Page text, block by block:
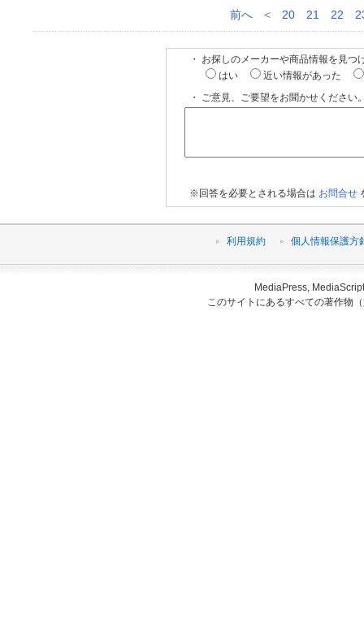
前へ < 20 21 22
・ お探しのメーカーや商品情報を見つ
はい
近い情報があった
・ ご意見、ご要望をお聞かせください
※回答を必要とされる場合は お問合せ
利用規約 個人情報保護方
MediaPress,
このサイトにあるすべての著作物